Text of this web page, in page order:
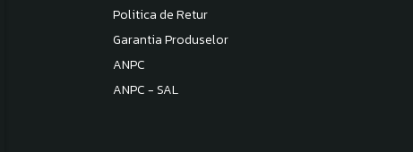
Politica de Retur
Garantia Produselor
ANPC
ANPC - SAL